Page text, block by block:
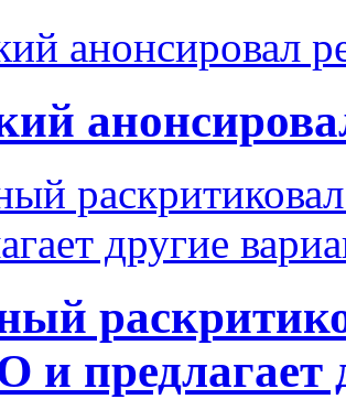
и предлагает